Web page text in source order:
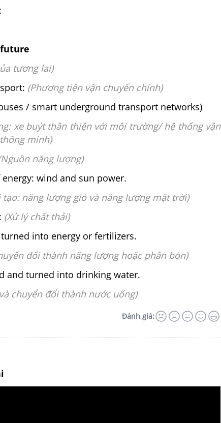
tương lai)
(Phương tiện vận chuyển chính)
/ smart underground transport networks)
xe buýt thân thiện với môi trường/ hệ thống vận
minh)
năng lượng)
wind and sun power.
năng lượng gió và năng lượng mặt trời)
(Xử lý chất thải)
into energy or fertilizers.
đổi thành năng lượng hoặc phân bón)
and turned into drinking water.
chuyển đổi thành nước uống)
Đánh giá: